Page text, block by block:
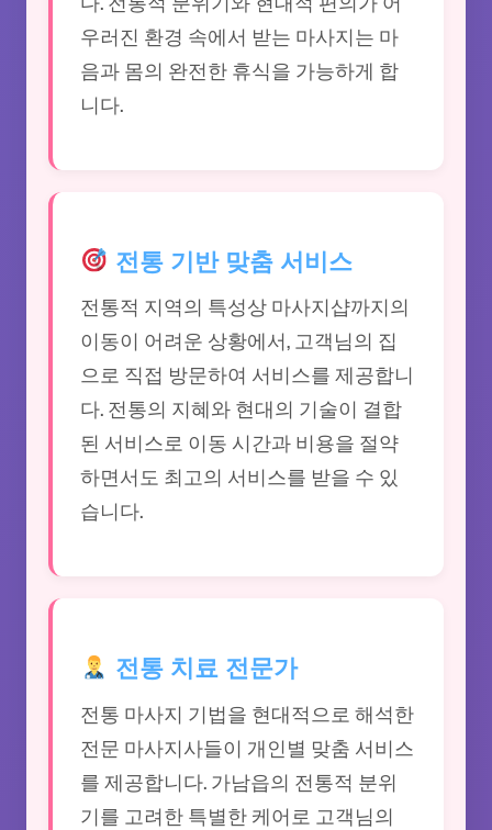
우러진 환경 속에서 받는 마사지는 마
음과 몸의 완전한 휴식을 가능하게 합
니다.
전통 기반 맞춤 서비스
전통적 지역의 특성상 마사지샵까지의
이동이 어려운 상황에서, 고객님의 집
으로 직접 방문하여 서비스를 제공합니
다. 전통의 지혜와 현대의 기술이 결합
된 서비스로 이동 시간과 비용을 절약
하면서도 최고의 서비스를 받을 수 있
습니다.
전통 치료 전문가
전통 마사지 기법을 현대적으로 해석한
전문 마사지사들이 개인별 맞춤 서비스
를 제공합니다. 가남읍의 전통적 분위
기를 고려한 특별한 케어로 고객님의